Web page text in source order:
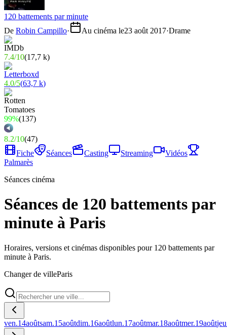
120 battements par minute
De Robin Campillo· Au cinéma le23 août 2017·Drame
7.4/10(17,7 k)
4.0/5(63,7 k)
99%(137)
8.2/10(47)
Fiche
Séances Casting Streaming
Vidéos
Palmarès
Séances cinéma
Séances de 120 battements par
minute à Paris
Horaires, versions et cinémas disponibles pour 120 battements par
minute à Paris.
Changer de villeParis
ven.14aoûtsam.15aoûtdim.16aoûtlun.17aoûtmar.18aoûtmer.19août